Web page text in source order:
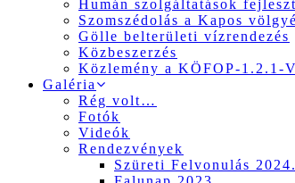
Humán szolgáltatások
Szomszédolás a Kapos
Gölle belterületi vízrendezés
Közbeszerzés
Közlemény a KÖFOP-1.2.1-
Galéria
Rég volt…
Fotók
Videók
Rendezvények
Szüreti Felvonulás